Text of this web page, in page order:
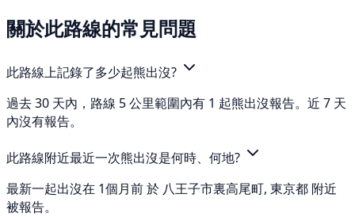
關於此路線的常見問題
此路線上記錄了多少起熊出沒?
過去 30 天內，路線 5 公里範圍內有 1 起熊出沒報告。近 7 天
內沒有報告。
此路線附近最近一次熊出沒是何時、何地?
最新一起出沒在 1個月前 於 八王子市裏高尾町, 東京都 附近
被報告。